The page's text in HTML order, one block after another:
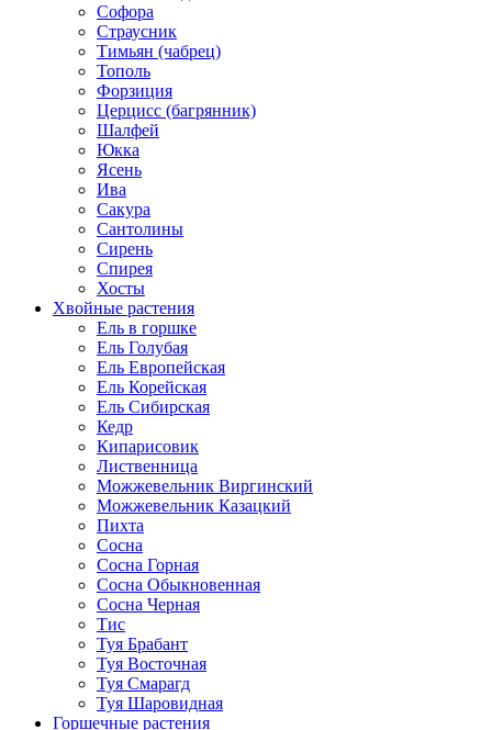
Софора
Страусник
Тимьян (чабрец)
Тополь
Форзиция
Церцисс (багрянник)
Шалфей
Юкка
Ясень
Ива
Сакура
Сантолины
Сирень
Спирея
Хосты
Хвойные растения
Ель в горшке
Ель Голубая
Ель Европейская
Ель Корейская
Ель Сибирская
Кедр
Кипарисовик
Лиственница
Можжевельник Виргинский
Можжевельник Казацкий
Пихта
Сосна
Сосна Горная
Сосна Обыкновенная
Сосна Черная
Тис
Туя Брабант
Туя Восточная
Туя Смарагд
Туя Шаровидная
Горшечные растения